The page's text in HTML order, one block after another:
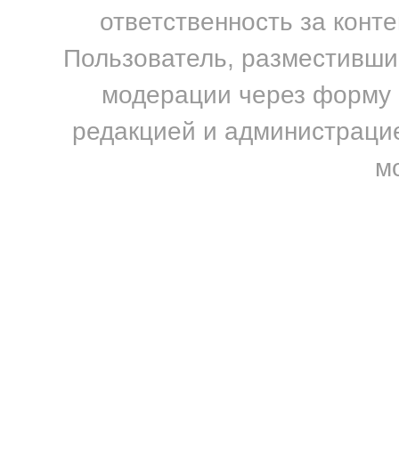
ответственность за
Пользователь,
модерации через форму
редакцией и